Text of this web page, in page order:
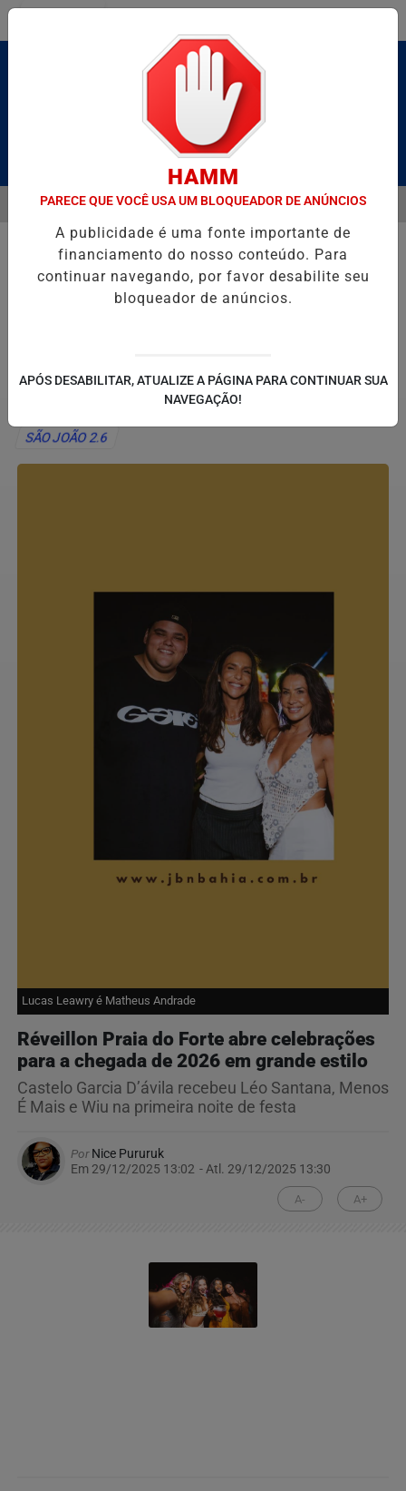
Pesquisar Notícia
HOMENAGEIA UZIEL BUENO NO TERRAÇO MINEIRO NA
EM ALTA
MENU
SÃO JOÃO 2.6
Lucas Leawry é Matheus Andrade
Réveillon Praia do Forte abre celebrações
para a chegada de 2026 em grande estilo
Castelo Garcia D’ávila recebeu Léo Santana, Menos
É Mais e Wiu na primeira noite de festa
PorNice Pururuk
Em 29/12/2025 13:02 - Atl. 29/12/2025 13:30
A- A+
HAMM
PARECE QUE VOCÊ USA UM BLOQUEADOR DE ANÚNCIOS
A publicidade é uma fonte importante de
financiamento do nosso conteúdo. Para
continuar navegando, por favor desabilite seu
bloqueador de anúncios.
APÓS DESABILITAR, ATUALIZE A PÁGINA PARA CONTINUAR SUA
NAVEGAÇÃO!